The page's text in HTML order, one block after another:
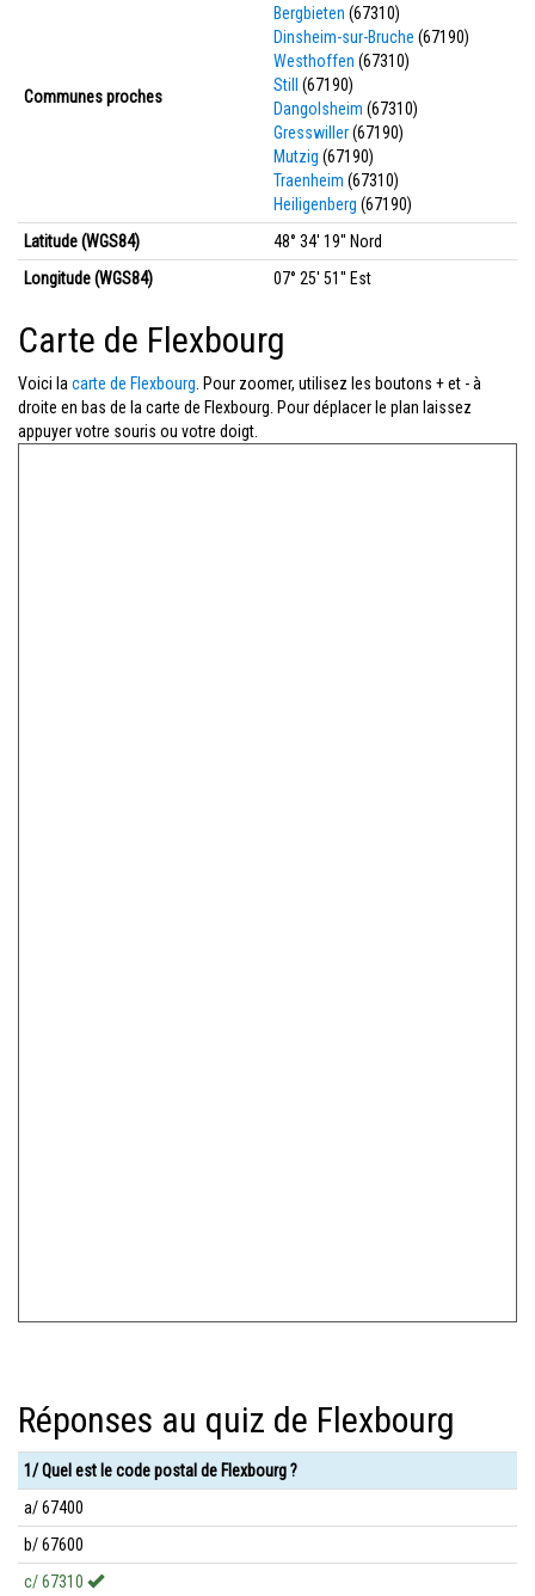
Communes proches
Bergbieten (67310)
Dinsheim-sur-Bruche (67190)
Westhoffen (67310)
Still
(67190)
Dangolsheim (67310)
Gresswiller(67190)
Mutzig (67190)
Traenheim (67310)
Heiligenberg (67190)
Latitude (WGS84)
48° 34' 19'' Nord
Longitude (WGS84)
07° 25' 51'' Est
Carte de Flexbourg
Voici la carte de Flexbourg . Pour zoomer, utilisez les boutons + et - à
droite en bas de la carte de Flexbourg. Pour déplacer le plan laissez
appuyer votre souris ou votre doigt.
Réponses au quiz de Flexbourg
1/ Quel est le code postal de Flexbourg ?
a/ 67400
b/ 67600
c/ 67310